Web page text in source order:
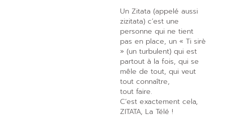
Un Zitata (appelé aussi
zizitata) c’est une
personne qui ne tient
pas en place, un « Ti sirè
» (un turbulent) qui est
partout à la fois, qui se
mêle de tout, qui veut
tout connaître,
tout faire.
C’est exactement cela,
ZITATA, La Télé !